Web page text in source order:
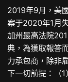
2019年9月，美
案于2020年1月
加州最高法院
典，為獲取報答
力承包商，除非
下一切前提：（